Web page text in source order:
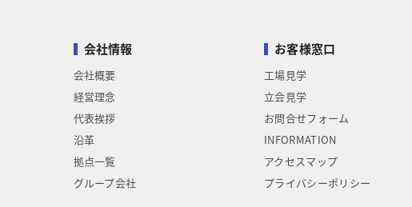
会社情報
会社概要
経営理念
代表挨拶
沿革
拠点一覧
グループ会社
お客様窓口
工場見学
立会見学
お問合せフォーム
INFORMATION
アクセスマップ
プライバシーポリシー